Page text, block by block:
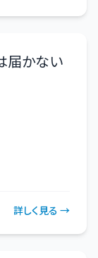
届かない
詳しく見る →